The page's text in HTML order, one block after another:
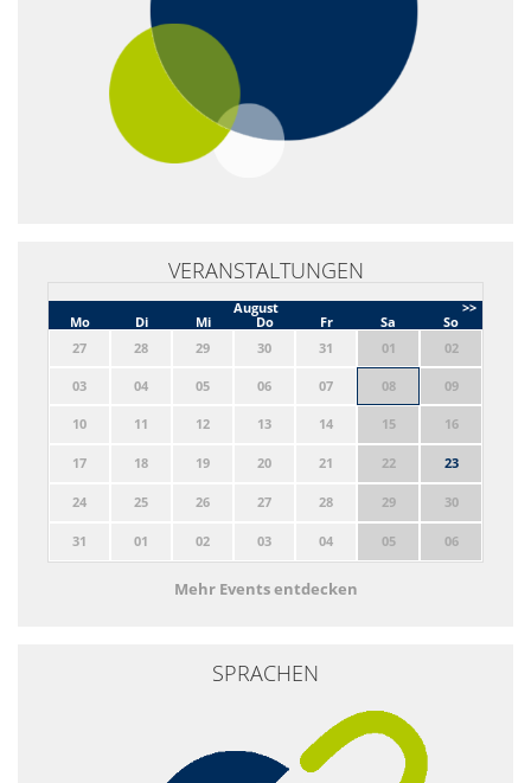
VERANSTALTUNGEN
>>
August
Mo
Di Mi Do Fr Sa
So
27
28 29 30 31 01 02
03 04 05 06 07 08 09
10 11 12 13 14 15 16
17 18 19 20 21 22 23
24 25 26 27 28 29 30
31 01 02 03 04 05 06
Mehr Events entdecken
SPRACHEN